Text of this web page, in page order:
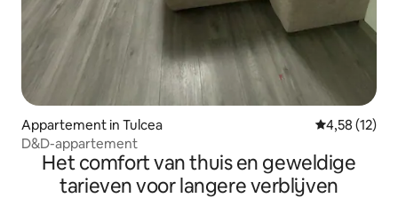
Appartement in Tulcea Gemiddelde
4,58 (12)
D&D-appartement
Het comfort van thuis en geweldige
tarieven voor langere verblijven